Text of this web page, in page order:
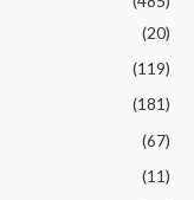
(20)
(119)
(181)
(67)
(11)